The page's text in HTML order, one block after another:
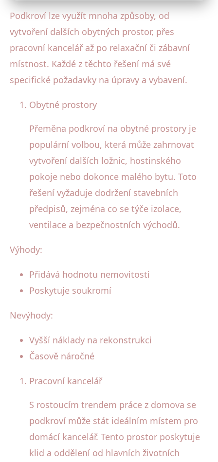
Podkroví lze využít mnoha způsoby, od
vytvoření dalších obytných prostor, přes
pracovní kancelář až po relaxační či zábavní
místnost. Každé z těchto řešení má své
specifické požadavky na úpravy a vybavení.
Obytné prostory
Přeměna podkroví na obytné prostory je
populární volbou, která může zahrnovat
vytvoření dalších ložnic, hostinského
pokoje nebo dokonce malého bytu. Toto
řešení vyžaduje dodržení stavebních
předpisů, zejména co se týče izolace,
ventilace a bezpečnostních východů.
Výhody:
Přidává hodnotu nemovitosti
Poskytuje soukromí
Nevýhody:
Vyšší náklady na rekonstrukci
Časově náročné
Pracovní kancelář
S rostoucím trendem práce z domova se
podkroví může stát ideálním místem pro
domácí kancelář. Tento prostor poskytuje
klid a oddělení od hlavních životních